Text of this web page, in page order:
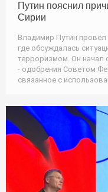
Путин пояснил
Сирии
Владимир Путин
где обсуждалась
терроризмом. Он начал
- одобрения Советом
связанное с